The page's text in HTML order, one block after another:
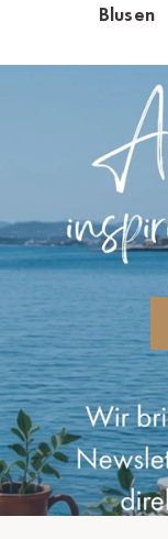
Innsbruck
Kiel-CittiPark
Leipzig
Lindau
Münster
Oldenburg
Potsdam
Rostock
Blusen